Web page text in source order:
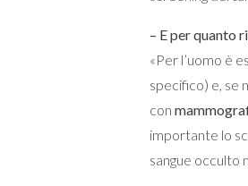
– E per quanto
«Per l’uomo è
specifico) e, se
con
importante lo
sangue occulto